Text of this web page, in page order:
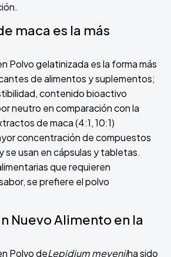
maca es la más
Polvo gelatinizada es la forma más
de alimentos y suplementos;
contenido bioactivo
neutro en comparación con la
de maca (4:1, 10:1)
concentración de compuestos
se usan en cápsulas y tabletas.
que requieren
se prefiere el polvo
Nuevo Alimento en la
Polvo deLepidium meyeniiha sido